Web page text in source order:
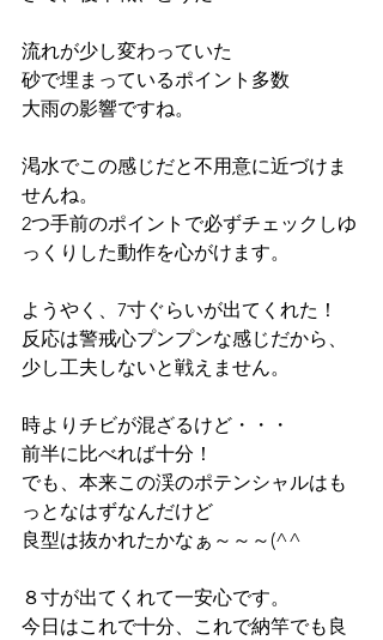
流れが少し変わっていた
砂で埋まっているポイント多数
大雨の影響ですね。
渇水でこの感じだと不用意に近づけま
せんね。
2つ手前のポイントで必ずチェックしゆ
っくりした動作を心がけます。
ようやく、7寸ぐらいが出てくれた！
反応は警戒心プンプンな感じだから、
少し工夫しないと戦えません。
時よりチビが混ざるけど・・・
前半に比べれば十分！
でも、本来この渓のポテンシャルはも
っとなはずなんだけど
良型は抜かれたかなぁ～～～(^^ゞ
８寸が出てくれて一安心です。
今日はこれで十分、これで納竿でも良